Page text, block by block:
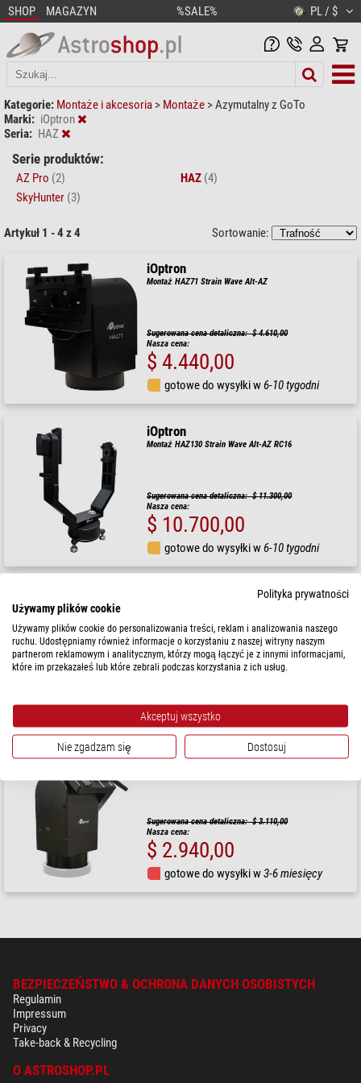
SHOP MAGAZYN %SALE% PL / $
Kategorie: Montaże i akcesoria > Montaże >Azymutalny z GoTo
Marki: iOptron
Seria: HAZ
Serie produktów:
AZ Pro (2) HAZ (4)
SkyHunter (3)
Artykuł 1 - 4 z 4 Sortowanie:
iOptron
Montaż HAZ71 Strain Wave Alt-AZ
Sugerowana cena detaliczna: $ 4.610,00
Nasza cena:
$ 4.440,00
gotowe do wysyłki w6-10 tygodni
iOptron
Montaż HAZ130 Strain Wave Alt-AZ RC16
Sugerowana cena detaliczna: $ 11.300,00
Nasza cena:
$ 10.700,00
gotowe do wysyłki w6-10 tygodni
Sugerowana cena detaliczna: $ 2.760,00
Nasza cena:
gotowe do wysyłki w
iOptron
Sugerowana cena detaliczna: $ 3.110,00
Nasza cena:
$ 2.940,00
gotowe do wysyłki w3-6 miesięcy
BEZPIECZEŃSTWO & OCHRONA DANYCH OSOBISTYCH
Regulamin
Impressum
Privacy
Take-back & Recycling
O ASTROSHOP.PL
Polityka prywatności
Używamy plików cookie
Używamy plików cookie do personalizowania treści, reklam i analizowania naszego
ruchu. Udostępniamy również informacje o korzystaniu z naszej witryny naszym
partnerom reklamowym i analitycznym, którzy mogą łączyć je z innymi informacjami,
które im przekazałeś lub które zebrali podczas korzystania z ich usług.
Akceptuj wszystko
Nie zgadzam się Dostosuj